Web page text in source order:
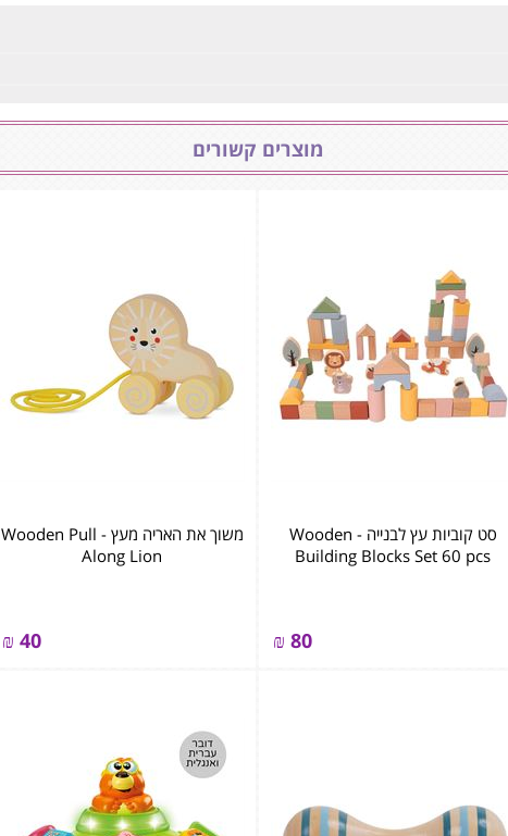
מוצרים קשורים
סט קוביות עץ לבנייה - ‏‏‏‏Wooden
Building Blocks Set 60 pcs
80
₪
משוך את האריה מעץ - ‏‏‏‏Wooden Pull
Along Lion
40
₪